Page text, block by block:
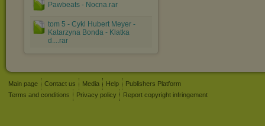
Pawbeats - Nocna.rar
tom 5 - Cykl Hubert Meyer -
Katarzyna Bonda - Klatka
d....rar
Main page Contact us Media Help
Publishers Platform
Terms and conditions
Privacy policy Report copyright infringement